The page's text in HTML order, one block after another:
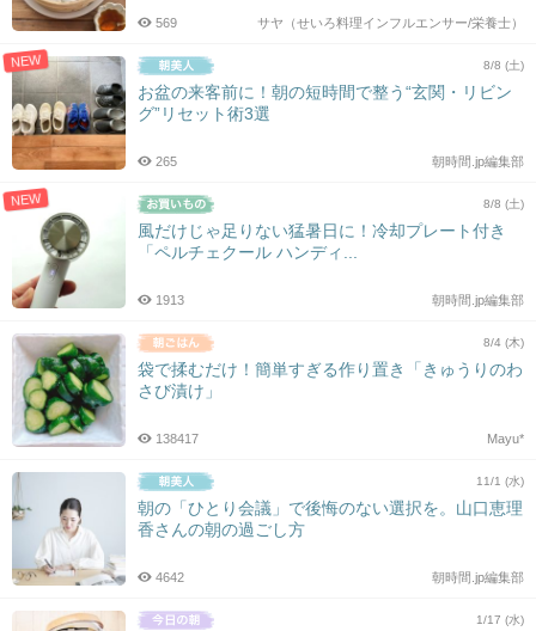
サヤ（せいろ料理インフルエンサー/栄養士）
569
NEW 8/8 (土)
お盆の来客前に！朝の短時間で整う“玄関・リビン
グ”リセット術3選
朝時間.jp編集部
265
NEW 8/8 (土)
風だけじゃ足りない猛暑日に！冷却プレート付き
「ペルチェクール ハンディ...
朝時間.jp編集部
1913
8/4 (木)
袋で揉むだけ！簡単すぎる作り置き「きゅうりのわ
さび漬け」
Mayu*
138417
11/1 (水)
朝の「ひとり会議」で後悔のない選択を。山口恵理
香さんの朝の過ごし方
朝時間.jp編集部
4642
1/17 (水)